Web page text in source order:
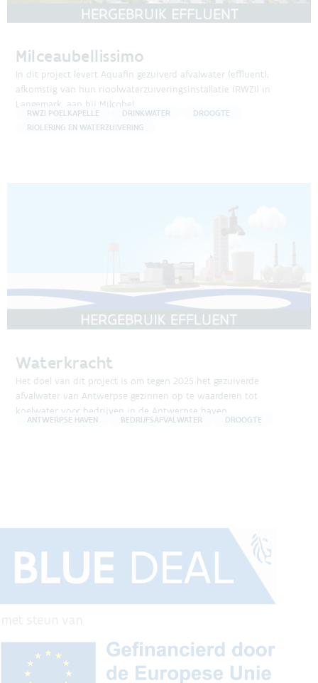
Milceaubellissimo
In dit project levert Aquafin gezuiverd afvalwater (effluent),
afkomstig van hun rioolwaterzuiveringsinstallatie (RWZI) in
Langemark, aan bij Milcobel.
RWZI POELKAPELLE DRINKWATER
DROOGTE
RIOLERING EN WATERZUIVERING
Waterkracht
Het doel van dit project is om tegen 2025 het gezuiverde
afvalwater van Antwerpse gezinnen op te waarderen tot
koelwater voor bedrijven in de Antwerpse haven.
ANTWERPSE HAVEN BEDRIJFSAFVALWATER DROOGTE